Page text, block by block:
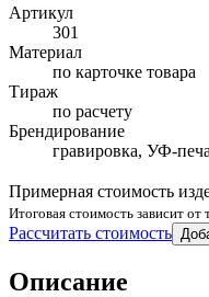
Артикул
301
Материал
по карточке товара
Тираж
по расчету
Брендирование
гравировка, УФ-
Примерная стоимость
Итоговая стоимость зависит
Рассчитать стоимость
Описание